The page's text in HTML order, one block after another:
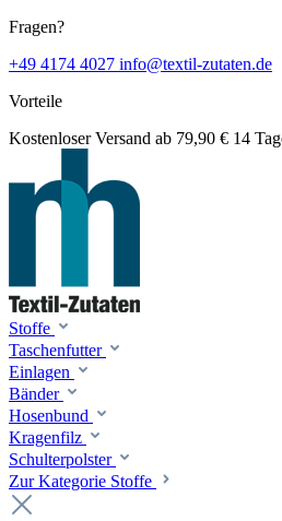
Fragen?
+49 4174 4027 info@textil-zutaten.de
Vorteile
Kostenloser Versand ab 79,90 € 14
Stoffe
Taschenfutter
Einlagen
Bänder
Hosenbund
Kragenfilz
Schulterpolster
Zur Kategorie Stoffe